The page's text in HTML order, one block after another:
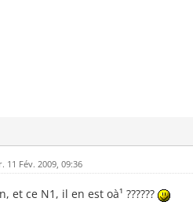
11 Fév. 2009, 09:36
et ce N1, il en est oà¹ ??????